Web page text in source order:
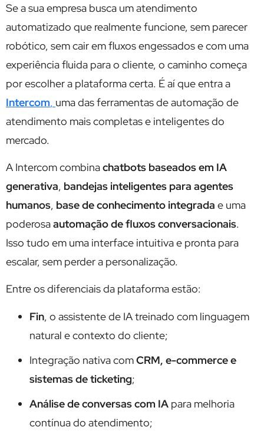
Se a sua empresa busca um atendimento
automatizado que realmente funcione, sem parecer
robótico, sem cair em fluxos engessados e com uma
experiência fluida para o cliente, o caminho começa
por escolher a plataforma certa. É aí que entra a
Intercom, uma das ferramentas de automação de
atendimento mais completas e inteligentes do
mercado.
A Intercom combinachatbots baseados em IA
generativa, bandejas inteligentes para agentes
humanos, base de conhecimento integrada e uma
poderosaautomação de fluxos conversacionais.
Isso tudo em uma interface intuitiva e pronta para
escalar, sem perder a personalização.
Entre os diferenciais da plataforma estão:
Fin, o assistente de IA treinado com linguagem
natural e contexto do cliente;
Integração nativa comCRM, e-commerce e
sistemas de ticketing;
Análise de conversas com IA para melhoria
contínua do atendimento;